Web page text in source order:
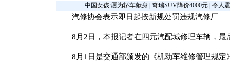
中国女孩:愿为轿车献身| 奇瑞SUV降价4000元| 令人
汽修协会表示即日起按新规处罚违规汽修厂
8月2日，本报记者在四元汽配城修理车辆，最
8月1日是交通部颁发的《机动车维修管理规定